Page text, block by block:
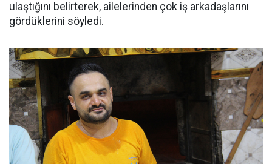
ulaştığını belirterek, ailelerinden çok iş arkadaşlarını
gördüklerini söyledi.